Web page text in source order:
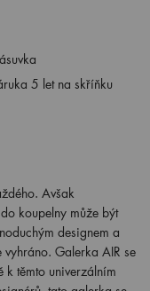
5 let na skříňku
Avšak
koupelny může být
designem a
Galerka AIR se
k těmto univerzálním